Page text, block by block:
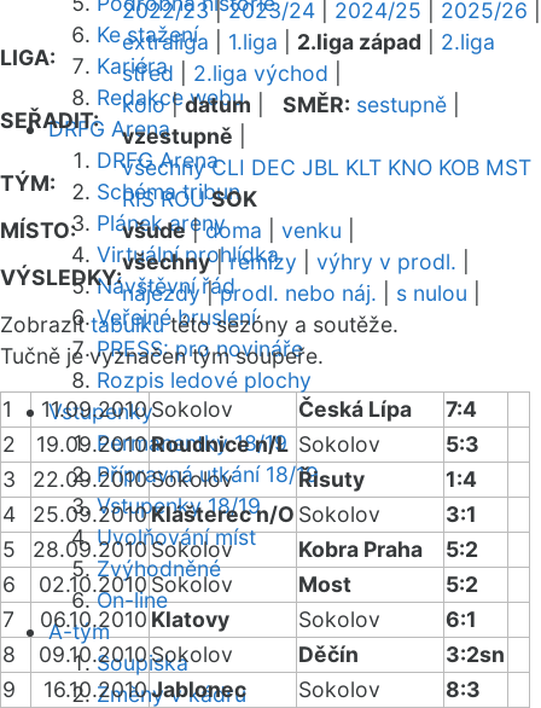
Ke stažení
Kariéra
Redakce webu
DRFG Arena
DRFG Arena
Schéma tribun
Plánek areny
Virtuální prohlídka
Návštěvní řád
Veřejné bruslení
PRESS: pro novináře
Rozpis ledové plochy
Vstupenky
Permanentky 18/19
Přípravná utkání 18/19
Vstupenky 18/19
Uvolňování míst
Zvýhodněné
On-line
A-tým
Soupiska
Změny v kádru
2022/23|2023/24 2024/25 2025/26
LIGA:
extraliga 1.liga 2.liga západ
2.liga
střed
2.liga východ
SEŘADIT:
kolo|datum SMĚR: sestupně
vzestupně
TÝM:
všechny CLI DEC JBL KLT KNO KOB MST
RIS ROU SOK
MÍSTO:
všude|doma venku
VÝSLEDKY:
všechny|remízy výhry v prodl.
nájezdy|prodl. nebo náj. s nulou
Zobrazittabulkutéto sezóny a soutěže.
Tučně je vyznačen tým soupeře.
1 11.09.2010Sokolov Česká Lípa
7:4
2
19.09.2010Roudnice n/L Sokolov
5:3
3
22.09.2010Sokolov Řisuty
1:4
4
25.09.2010Klášterec n/O Sokolov
3:1
5
28.09.2010Sokolov Kobra Praha
5:2
6
02.10.2010Sokolov Most
5:2
7
06.10.2010 Klatovy Sokolov
6:1
8
09.10.2010Sokolov Děčín
3:2sn
9
16.10.2010Jablonec Sokolov
8:3